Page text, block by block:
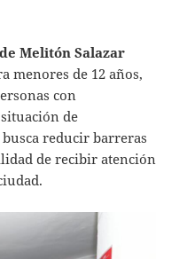
Melitón Salazar
menores de 12 años,
con
de
reducir barreras
de recibir atención